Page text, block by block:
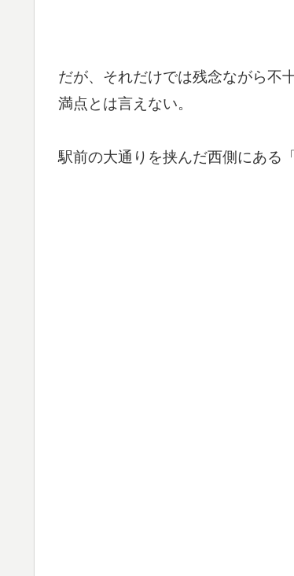
だが、それだけでは残念ながら不
満点とは言えない。
駅前の大通りを挟んだ西側にある